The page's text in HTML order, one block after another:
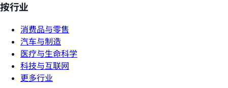
按行业
消费品与零售
汽车与制造
医疗与生命科学
科技与互联网
更多行业